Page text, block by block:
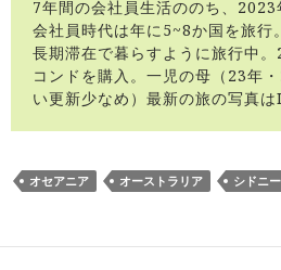
7年間の会社員生活ののち、2023
会社員時代は年に5~8か国を旅行
長期滞在で暮らすように旅行中
コンドを購入。一児の母（23年
い更新少なめ）最新の旅の写真
オセアニア オーストラリア シドニー
投